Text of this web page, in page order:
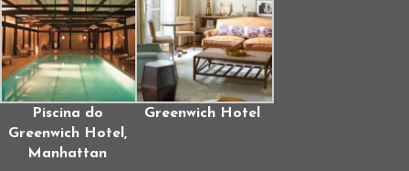
Piscina do
Greenwich Hotel,
Manhattan
Greenwich Hotel